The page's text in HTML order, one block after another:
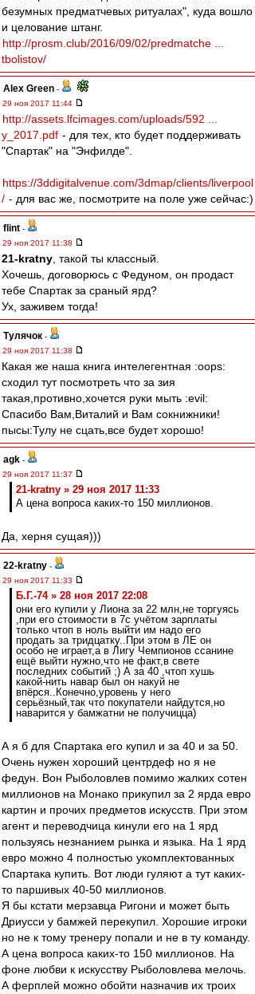
безумных предматчевых ритуалах", куда вошло
и целование штанг.
http://prosm.club/2016/09/02/predmatche ...
tbolistov/
Alex Green -
29 ноя 2017 11:44
http://assets.lfcimages.com/uploads/592 ...
y_2017.pdf - для тех, кто будет поддерживать
"Спартак" на "Энфилде".
https://3ddigitalvenue.com/3dmap/clients/liverpool
/ - для вас же, посмотрите на поле уже сейчас:)
flint -
29 ноя 2017 11:38
21-kratny , такой ты классный.
Хочешь, договорюсь с Федуном, он продаст
тебе Спартак за сраный ярд?
Ух, заживем тогда!
Тулячок -
29 ноя 2017 11:38
Какая же наша книга интелегентная :oops:
сходил тут посмотреть что за зия
такая,противно,хочется руки мыть :evil:
Спасибо Вам,Виталий и Вам сокнижники!
пысы:Тулу не сцать,все будет хорошо!
agk -
29 ноя 2017 11:37
21-kratny » 29 ноя 2017 11:33
А цена вопроса каких-то 150 миллионов.
Да, херня сущая)))
22-kratny -
29 ноя 2017 11:33
Б.Г.-74 » 28 ноя 2017 22:08
они его купили у Лиона за 22 млн,не торгуясь
,при его стоимости в 7с учётом зарплаты
только чтоп в ноль выйти им надо его
продать за тридцатку..При этом в ЛЕ он
особо не играет,а в Лигу Чемпионов ссанине
ещё выйти нужно,что не факт,в свете
последних событий ;) А за 40 ,чтоп хушь
какой-нить навар был он накуй не
впёрся..Конечно,уровень у него
серьёзный,так что покупатели найдутся,но
наварится у бамжатни не получицца)
А я б для Спартака его купил и за 40 и за 50.
Очень нужен хороший центрдеф но я не
федун. Вон Рыболовлев помимо жалких сотен
миллионов на Монако прикупил за 2 ярда евро
картин и прочих предметов искусств. При этом
агент и переводчица кинули его на 1 ярд
пользуясь незнанием рынка и языка. На 1 ярд
евро можно 4 полностью укомплектованных
Спартака купить. Вот люди гуляют а тут каких-
то паршивых 40-50 миллионов.
Я бы кстати мерзавца Ригони и может быть
Дриусси у бамжей перекупил. Хорошие игроки
но не к тому тренеру попали и не в ту команду.
А цена вопроса каких-то 150 миллионов. На
фоне любви к искусству Рыболовлева мелочь.
А ферплей можно обойти назначив их троих